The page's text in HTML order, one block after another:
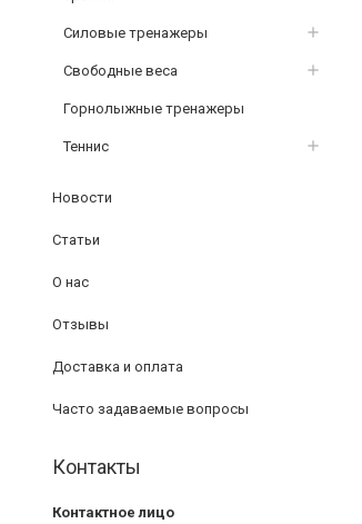
Силовые тренажеры
Свободные веса
Горнолыжные тренажеры
Теннис
Новости
Статьи
О нас
Отзывы
Доставка и оплата
Часто задаваемые вопросы
Контакты